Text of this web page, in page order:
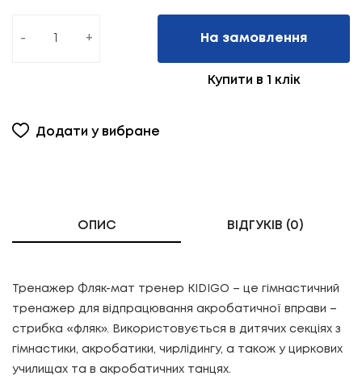
- + На замовлення
Купити в 1 клік
Додати у вибране
ОПИС ВІДГУКІВ (0)
Тренажер Фляк-мат тренер KIDIGO – це гімнастичний
тренажер для відпрацювання акробатичної вправи –
стрибка «фляк». Використовується в дитячих секціях з
гімнастики, акробатики, чирлідингу, а також у циркових
училищах та в акробатичних танцях.